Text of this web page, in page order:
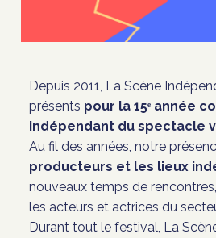
Depuis 2011, La Scène
présents pour la 15ᵉ année
indépendant du spectacle
Au fil des années, notre
producteurs et les lieux
nouveaux temps de
les acteurs et actrices du
Durant tout le festival, La